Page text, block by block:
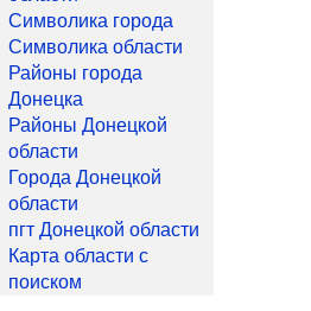
Символика города
Символика области
Районы города
Донецка
Районы Донецкой
области
Города Донецкой
области
пгт Донецкой области
Карта области с
поиском